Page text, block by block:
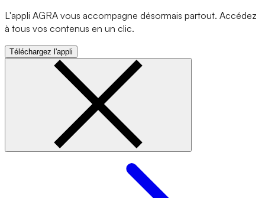
L'appli AGRA vous accompagne désormais partout. Accédez
à tous vos contenus en un clic.
Téléchargez l'appli